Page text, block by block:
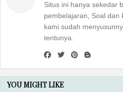
Situs ini hanya sekedar
pembelajaran, Soal dan
kami sudah
tentunya.
YOU MIGHT LIKE